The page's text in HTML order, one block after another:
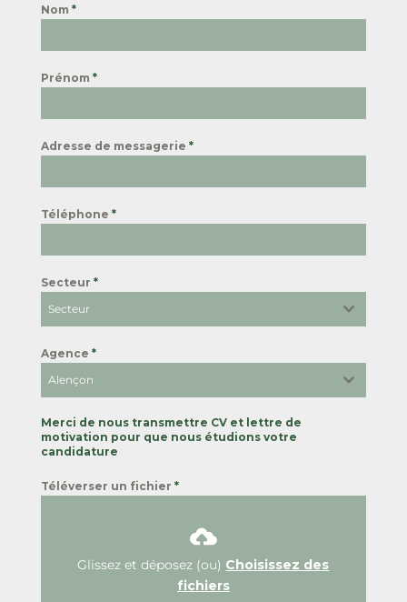
Nom *
Prénom *
Adresse de messagerie *
Téléphone *
Secteur *
Secteur
Agence *
Alençon
Merci de nous transmettre CV et lettre de
motivation pour que nous étudions votre
candidature
Téléverser un fichier *
Glissez et déposez (ou) Choisissez des
fichiers